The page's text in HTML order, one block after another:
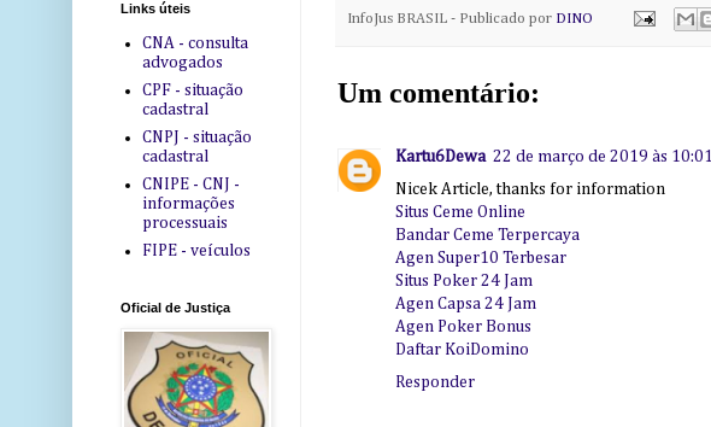
InfoJus BRASIL - Publicado por DINO
Um comentário:
Kartu6Dewa 22 de março de 2019 às 10:01
Nicek Article, thanks for information
Situs Ceme Online
Bandar Ceme Terpercaya
Agen Super10 Terbesar
Situs Poker 24 Jam
Agen Capsa 24 Jam
Agen Poker Bonus
Daftar KoiDomino
Responder
Links úteis
CNA - consulta
advogados
CPF - situação
cadastral
CNPJ - situação
cadastral
CNIPE - CNJ -
informações
processuais
FIPE - veículos
Oficial de Justiça